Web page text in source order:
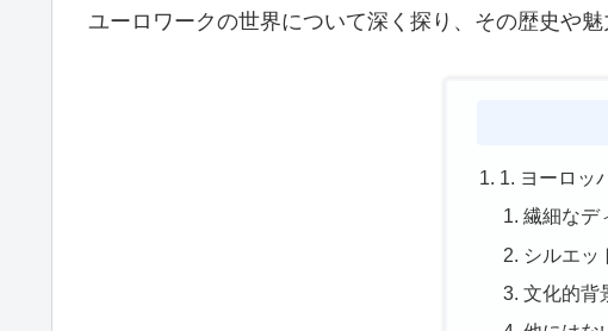
ユーロワークの世界について深く探り、その歴史や魅
1. ヨーロッ
繊細なデ
シルエッ
文化的背